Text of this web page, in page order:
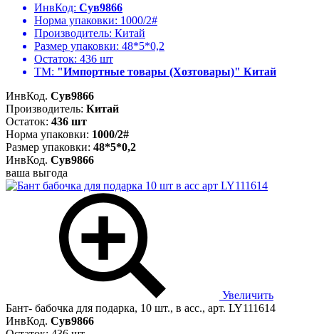
ИнвКод: Сув9866
Норма упаковки: 1000/2#
Производитель: Китай
Размер упаковки: 48*5*0,2
Остаток: 436 шт
ТМ: "Импортные товары (Хозтовары)" Китай
ИнвКод. Сув9866
Производитель: Китай
Остаток: 436 шт
Норма упаковки: 1000/2#
Размер упаковки: 48*5*0,2
ИнвКод. Сув9866
ваша выгода
Увеличить
Бант- бабочка для подарка, 10 шт., в асс., арт. LY111614
ИнвКод. Сув9866